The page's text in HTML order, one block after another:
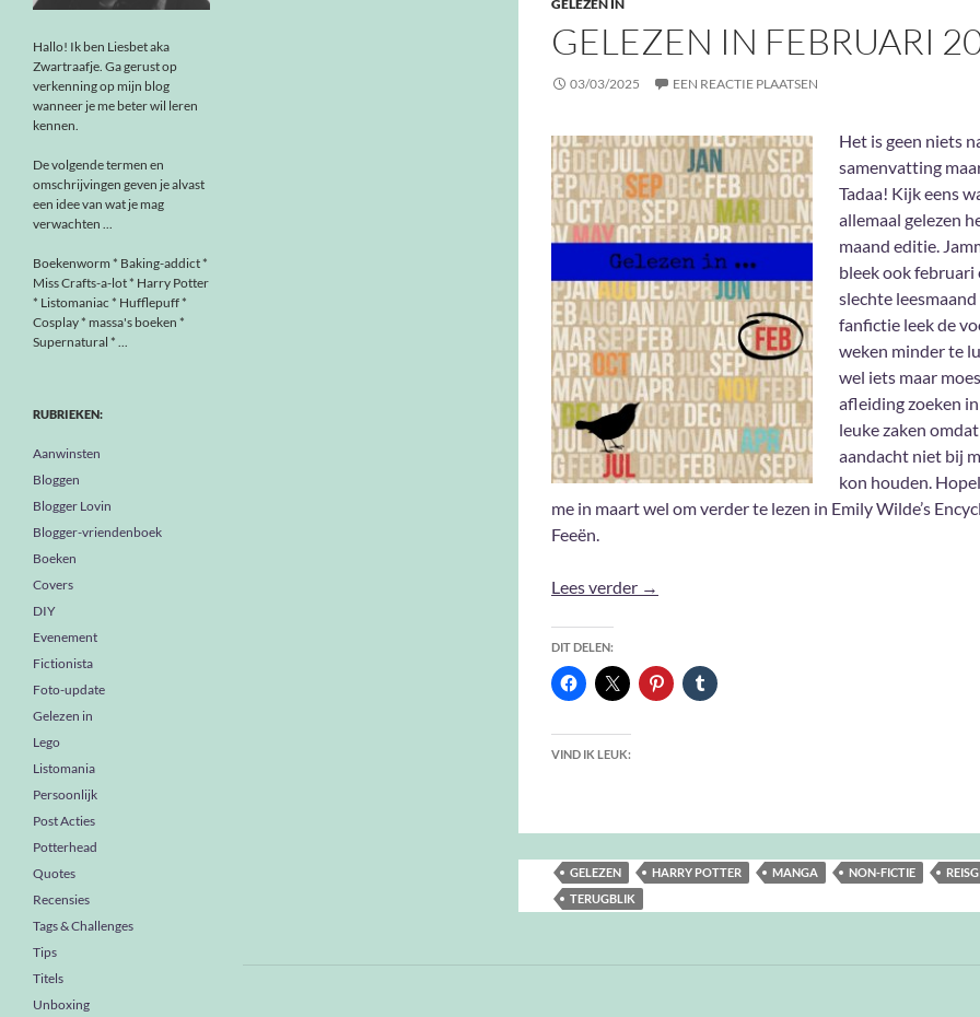
GELEZEN IN
GELEZEN IN FEBRUARI
03/03/2025 EEN REACTIE PLAATSEN
Het is geen niets
samenvatting
Tadaa! Kijk eens
allemaal gelezen
maand editie.
bleek ook februari
slechte
fanfictie leek de
weken minder te
wel iets maar
afleiding zoeken
leuke zaken
aandacht niet bij
kon houden.
me in maart wel om verder te lezen in Emily Wilde’s
Feeën.
Lees verder Gelezen in Februari 2025
→
DIT DELEN:
VIND IK LEUK:
GELEZEN HARRY POTTER MANGA NON-FICTIE
TERUGBLIK
Hallo! Ik ben Liesbet aka
Zwartraafje. Ga gerust op
verkenning op mijn blog
wanneer je me beter wil leren
kennen.
De volgende termen en
omschrijvingen geven je alvast
een idee van wat je mag
verwachten ...
Boekenworm * Baking-addict *
Miss Crafts-a-lot * Harry Potter
* Listomaniac * Hufflepuff *
Cosplay * massa's boeken *
Supernatural * ...
RUBRIEKEN:
Aanwinsten
Bloggen
Blogger Lovin
Blogger-vriendenboek
Boeken
Covers
DIY
Evenement
Fictionista
Foto-update
Gelezen in
Lego
Listomania
Persoonlijk
Post Acties
Potterhead
Quotes
Recensies
Tags & Challenges
Tips
Titels
Unboxing